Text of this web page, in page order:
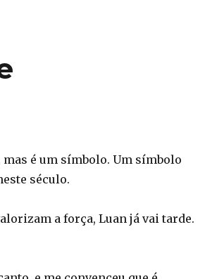
mas é um símbolo. Um símbolo
século.
a força, Luan já vai tarde.